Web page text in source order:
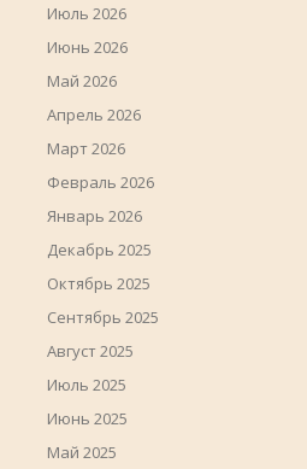
Июль 2026
Июнь 2026
Май 2026
Апрель 2026
Март 2026
Февраль 2026
Январь 2026
Декабрь 2025
Октябрь 2025
Сентябрь 2025
Август 2025
Июль 2025
Июнь 2025
Май 2025